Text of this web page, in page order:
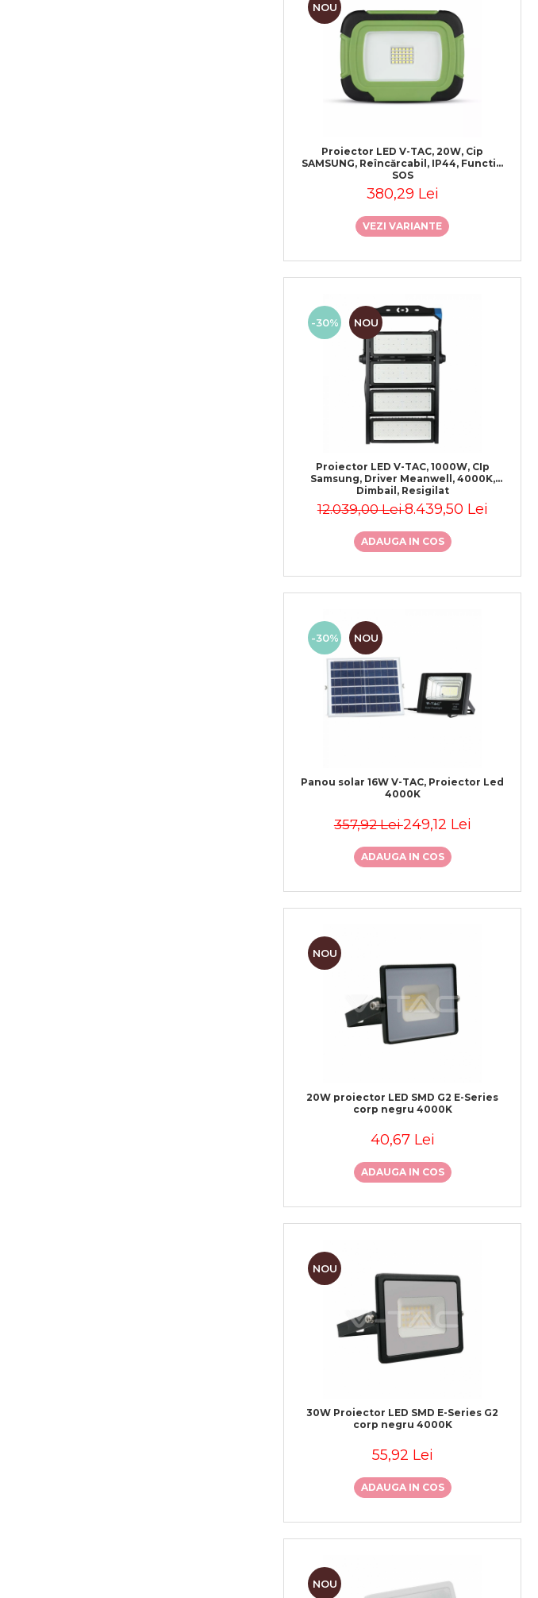
NOU
Proiector LED V-TAC, 20W, Cip
SAMSUNG, Reîncărcabil, IP44, Functie
SOS
380,29 Lei
VEZI VARIANTE
-30% NOU
Proiector LED V-TAC, 1000W, CIp
Samsung, Driver Meanwell, 4000K,
Dimbail, Resigilat
12.039,00 Lei8.439,50 Lei
ADAUGA IN COS
-30% NOU
Panou solar 16W V-TAC, Proiector Led
4000K
357,92 Lei249,12 Lei
ADAUGA IN COS
NOU
20W proiector LED SMD G2 E-Series
corp negru 4000K
40,67 Lei
ADAUGA IN COS
NOU
30W Proiector LED SMD E-Series G2
corp negru 4000K
55,92 Lei
ADAUGA IN COS
NOU